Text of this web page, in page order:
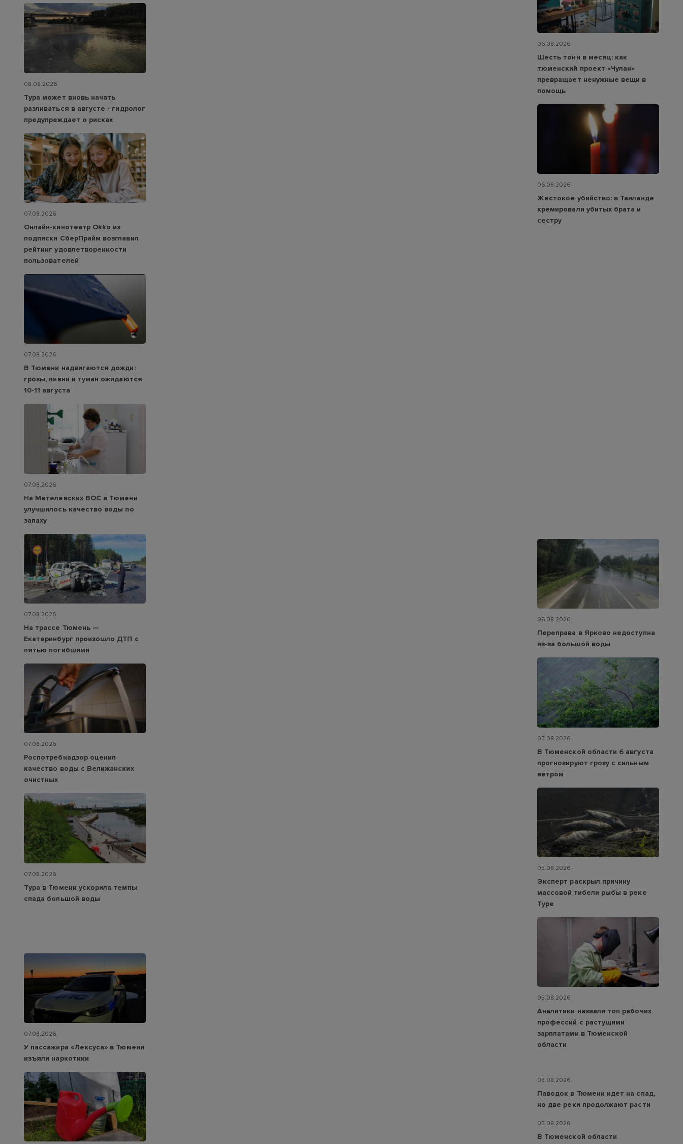
08.08.2026
Тура может вновь начать
разливаться в августе - гидролог
предупреждает о рисках
07.08.2026
Онлайн-кинотеатр Okko из
подписки СберПрайм возглавил
рейтинг удовлетворенности
пользователей
07.08.2026
В Тюмени надвигаются дожди:
грозы, ливни и туман ожидаются
10-11 августа
07.08.2026
На Метелевских ВОС в Тюмени
улучшилось качество воды по
запаху
07.08.2026
На трассе Тюмень —
Екатеринбург произошло ДТП с
пятью погибшими
07.08.2026
Роспотребнадзор оценил
качество воды с Велижанских
очистных
07.08.2026
Тура в Тюмени ускорила темпы
спада большой воды
07.08.2026
У пассажира «Лексуса» в Тюмени
изъяли наркотики
06.08.2026
Шесть тонн в месяц: как
тюменский проект «Чулан»
превращает ненужные вещи в
помощь
06.08.2026
Жестокое убийство: в Таиланде
кремировали убитых брата и
сестру
06.08.2026
Переправа в Ярково недоступна
из‑за большой воды
05.08.2026
В Тюменской области 6 августа
прогнозируют грозу с сильным
ветром
05.08.2026
Эксперт раскрыл причину
массовой гибели рыбы в реке
Туре
05.08.2026
Аналитики назвали топ рабочих
профессий с растущими
зарплатами в Тюменской
области
05.08.2026
Паводок в Тюмени идет на спад,
но две реки продолжают расти
05.08.2026
В Тюменской области